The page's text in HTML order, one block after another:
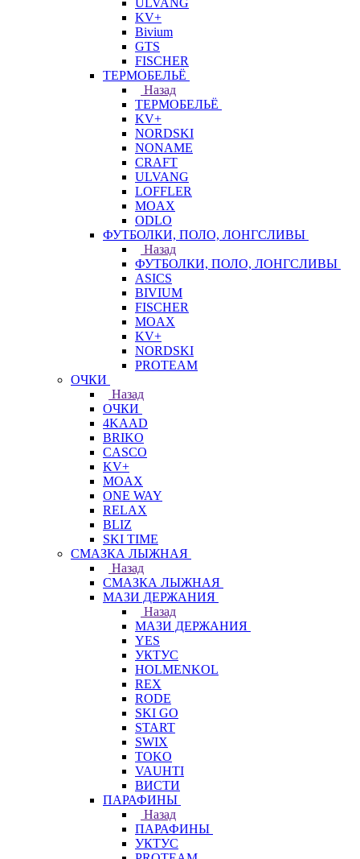
ULVANG
KV+
Bivium
GTS
FISCHER
ТЕРМОБЕЛЬЁ
Назад
ТЕРМОБЕЛЬЁ
KV+
NORDSKI
NONAME
CRAFT
ULVANG
LOFFLER
MOAX
ODLO
ФУТБОЛКИ, ПОЛО, ЛОНГСЛИВЫ
Назад
ФУТБОЛКИ, ПОЛО, ЛОНГСЛИВЫ
ASICS
BIVIUM
FISCHER
MOAX
KV+
NORDSKI
PROTEAM
ОЧКИ
Назад
ОЧКИ
4KAAD
BRIKO
CASCO
KV+
MOAX
ONE WAY
RELAX
BLIZ
SKI TIME
СМАЗКА ЛЫЖНАЯ
Назад
СМАЗКА ЛЫЖНАЯ
МАЗИ ДЕРЖАНИЯ
Назад
МАЗИ ДЕРЖАНИЯ
YES
УКТУС
HOLMENKOL
REX
RODE
SKI GO
START
SWIX
TOKO
VAUHTI
ВИСТИ
ПАРАФИНЫ
Назад
ПАРАФИНЫ
УКТУС